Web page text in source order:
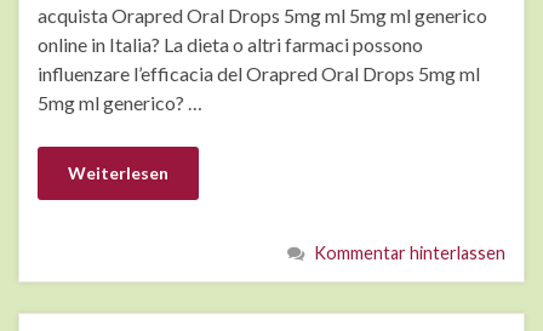
acquista Orapred Oral Drops 5mg ml 5mg ml generico
online in Italia? La dieta o altri farmaci possono
influenzare l’efficacia del Orapred Oral Drops 5mg ml
5mg ml generico? …
Weiterlesen
Kommentar hinterlassen